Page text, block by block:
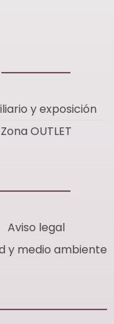
y exposición
Zona OUTLET
Aviso legal
y medio ambiente